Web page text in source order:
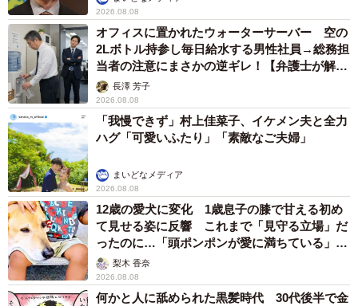
2026.08.08
オフィスに置かれたウォーターサーバー 空の
2Lボトル持参し毎日給水する男性社員→総務担
当者の注意にまさかの逆ギレ！【弁護士が解
説】長澤 芳子
2026.08.08
「我慢できず」村上佳菜子、イケメン夫と全力
ハグ「可愛いふたり」「素敵なご夫婦」
まいどなメディア
2026.08.08
12歳の愛犬に変化 1歳息子の膝で甘える初め
て見せる姿に反響 これまで「見守る立場」だ
ったのに…「頭ポンポンが愛に満ちている」
「尊…」
梨木 香奈
2026.08.08
何かと人に舐められた黒髪時代 30代後半で金